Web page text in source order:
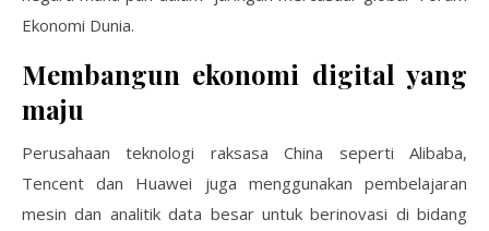
Ekonomi Dunia.
Membangun ekonomi digital yang
maju
Perusahaan teknologi raksasa China seperti Alibaba,
Tencent dan Huawei juga menggunakan pembelajaran
mesin dan analitik data besar untuk berinovasi di bidang